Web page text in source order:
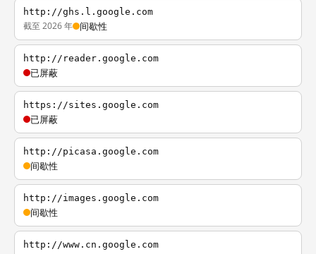
http://ghs.l.google.com
截至 2026 年 间歇性
http://reader.google.com
已屏蔽
https://sites.google.com
已屏蔽
http://picasa.google.com
间歇性
http://images.google.com
间歇性
http://www.cn.google.com